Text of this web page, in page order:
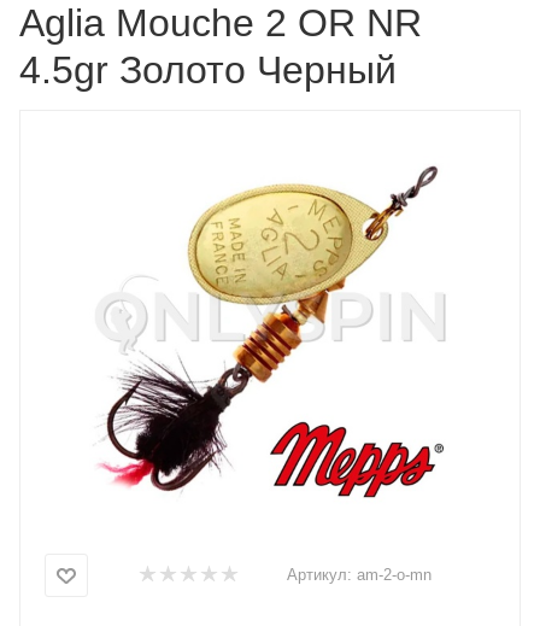
Aglia Mouche 2 OR NR
4.5gr Золото Черный
Артикул: am-2-o-mn